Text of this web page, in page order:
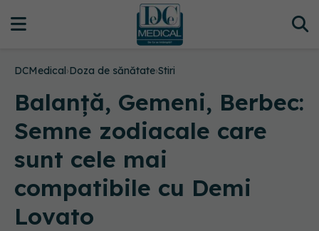
DCMedical›Doza de sănătate›Stiri
Balanță, Gemeni, Berbec:
Semne zodiacale care
sunt cele mai
compatibile cu Demi
Lovato